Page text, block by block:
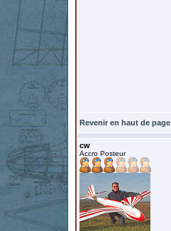
Revenir en haut de page
cw
Accro Posteur